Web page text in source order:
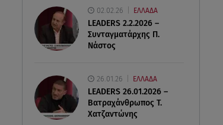
02.02.26 ΕΛΛΑΔΑ
LEADERS 2.2.2026 –
Συνταγματάρχης Π.
Νάστος
26.01.26 ΕΛΛΑΔΑ
LEADERS 26.01.2026 –
Βατραχάνθρωπος Τ.
Χατζαντώνης